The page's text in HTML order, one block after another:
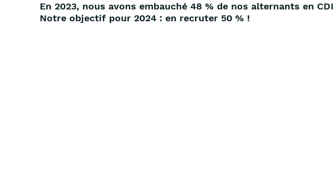
En 2023, nous avons embauché 48 % de nos alternants en
Notre objectif pour 2024 : en recruter 50 % !